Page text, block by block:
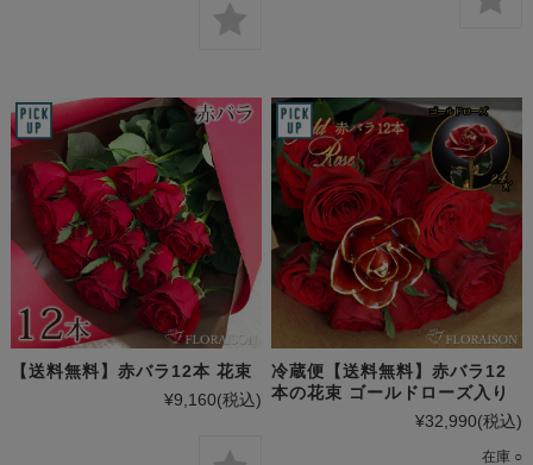
【送料無料】赤バラ12本 花束
¥9,160(税込)
冷蔵便【送料無料】赤バラ12
本の花束 ゴールドローズ入り
¥32,990(税込)
在庫 ○